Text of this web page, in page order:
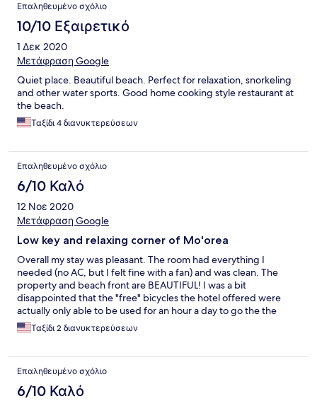
Επαληθευμένο σχόλιο
10/10 Εξαιρετικό
1 Δεκ 2020
Μετάφραση Google
Quiet place. Beautiful beach. Perfect for relaxation, snorkeling
and other water sports. Good home cooking style restaurant at
the beach.
Ταξίδι 4 διανυκτερεύσεων
Επαληθευμένο σχόλιο
6/10 Καλό
12 Νοε 2020
Μετάφραση Google
Low key and relaxing corner of Mo'orea
Overall my stay was pleasant. The room had everything I
needed (no AC, but I felt fine with a fan) and was clean. The
property and beach front are BEAUTIFUL! I was a bit
disappointed that the "free" bicycles the hotel offered were
actually only able to be used for an hour a day to go the the
market and back, not to explore the island.
Ταξίδι 2 διανυκτερεύσεων
Επαληθευμένο σχόλιο
6/10 Καλό